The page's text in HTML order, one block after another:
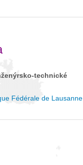
technické
Fédérale de Lausanne